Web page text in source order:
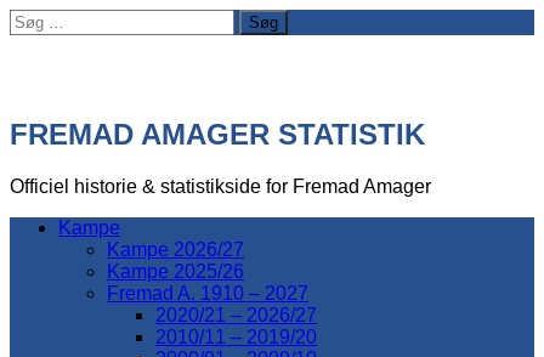
Søg
efter:
FREMAD AMAGER STATISTIK
Officiel historie & statistikside for Fremad Amager
Kampe
Kampe 2026/27
Kampe 2025/26
Fremad A. 1910 – 2027
2020/21 – 2026/27
2010/11 – 2019/20